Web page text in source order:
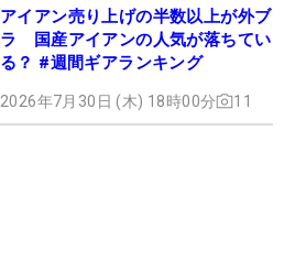
アイアン売り上げの半数以上が外ブ
ラ 国産アイアンの人気が落ちてい
る？ #週間ギアランキング
2026年7月30日 (木) 18時00分 11